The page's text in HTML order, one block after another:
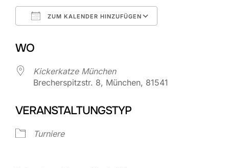
ZUM KALENDER HINZUFÜGEN
WO
Kickerkatze München
Brecherspitzstr. 8, München, 81541
VERANSTALTUNGSTYP
Turniere